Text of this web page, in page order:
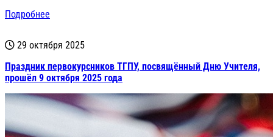
Подробнее
29 октября 2025
Праздник первокурсников ТГПУ, посвящённый Дню Учителя,
прошёл 9 октября 2025 года